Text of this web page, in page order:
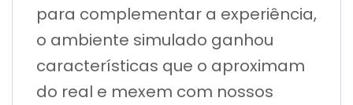
para complementar a experiência,
o ambiente simulado ganhou
características que o aproximam
do real e mexem com nossos